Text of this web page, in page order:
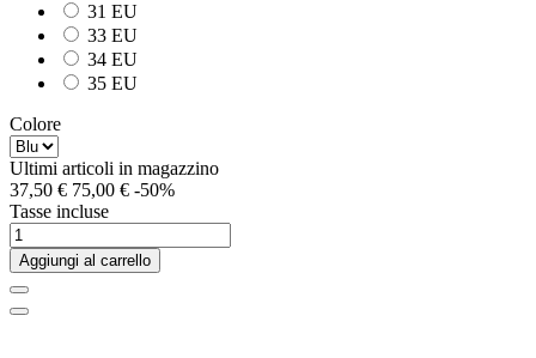
31 EU
33 EU
34 EU
35 EU
Colore
Ultimi articoli in magazzino
37,50 € 75,00 € -50%
Tasse incluse
Aggiungi al carrello